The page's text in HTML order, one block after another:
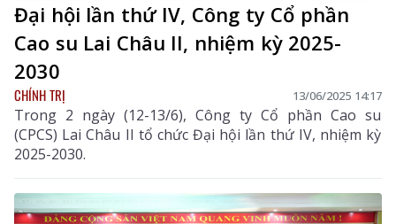
Đại hội lần thứ IV, Công ty Cổ phần
Cao su Lai Châu II, nhiệm kỳ 2025-
2030
CHÍNH TRỊ 13/06/2025 14:17
Trong 2 ngày (12-13/6), Công ty Cổ phần Cao su
(CPCS) Lai Châu II tổ chức Đại hội lần thứ IV, nhiệm kỳ
2025-2030.